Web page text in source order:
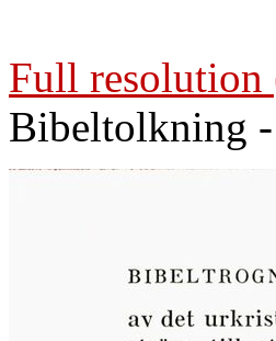
Full resolution
Bibeltolkning